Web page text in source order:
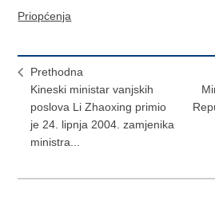
Priopćenja
Prethodna
Kineski ministar vanjskih
poslova Li Zhaoxing primio
je 24. lipnja 2004. zamjenika
ministra...